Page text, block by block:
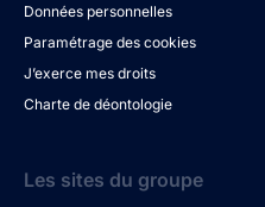
Données personnelles
Paramétrage des cookies
J’exerce mes droits
Charte de déontologie
Les sites du groupe